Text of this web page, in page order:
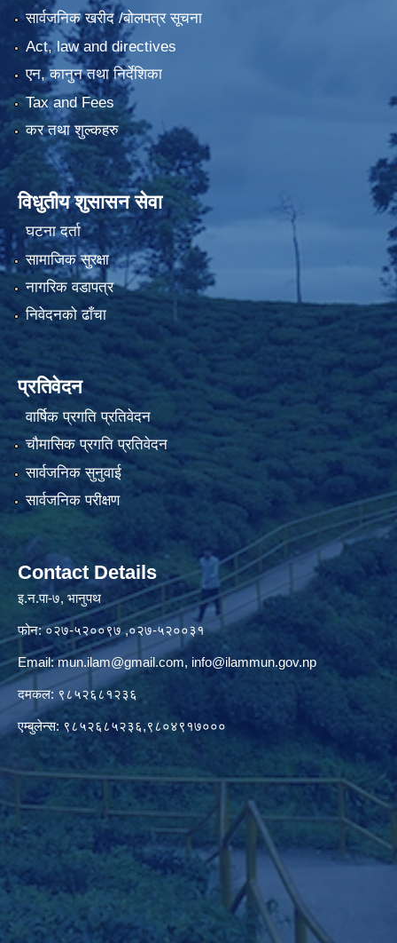
सार्वजनिक खरीद /बोलपत्र सूचना
Act, law and directives
एन, कानुन तथा निर्देशिका
Tax and Fees
कर तथा शुल्कहरु
विधुतीय शुसासन सेवा
घटना दर्ता
सामाजिक सुरक्षा
नागरिक वडापत्र
निवेदनको ढाँचा
प्रतिवेदन
वार्षिक प्रगति प्रतिवेदन
चौमासिक प्रगति प्रतिवेदन
सार्वजनिक सुनुवाई
सार्वजनिक परीक्षण
Contact Details
इ.न.पा-७, भानुपथ
फोन: ०२७-५२००९७ ,०२७-५२००३१
Email:mun.ilam@gmail.com, info@ilammun.gov.np
दमकल: ९८५२६८१२३६
एम्बुलेन्स: ९८५२६८५२३६,९८०४९१७०००